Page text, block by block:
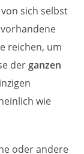
sich selbst
reichen, um
der ganzen
wie
oder andere